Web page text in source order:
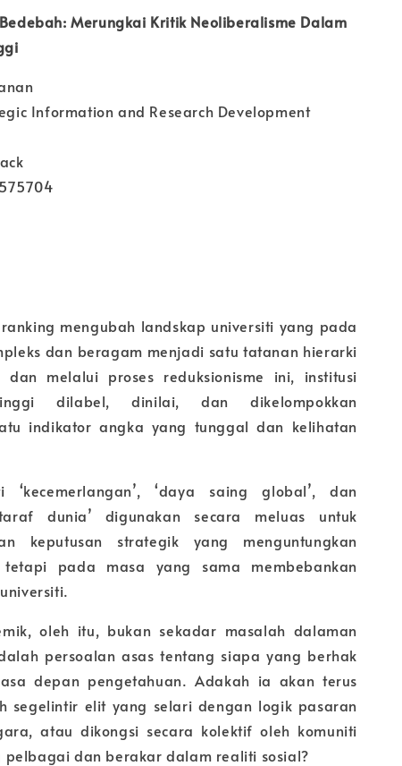
Merungkai Kritik Neoliberalisme Dalam
Information and Research Development
mengubah landskap universiti yang pada
dan beragam menjadi satu tatanan hierarki
dan melalui proses reduksionisme ini, institusi
dilabel, dinilai, dan dikelompokkan
indikator angka yang tunggal dan kelihatan
‘kecemerlangan’, ‘daya saing global’, dan
dunia’ digunakan secara meluas untuk
keputusan strategik yang menguntungkan
pada masa yang sama membebankan
oleh itu, bukan sekadar masalah dalaman
persoalan asas tentang siapa yang berhak
depan pengetahuan. Adakah ia akan terus
segelintir elit yang selari dengan logik pasaran
atau dikongsi secara kolektif oleh komuniti
pelbagai dan berakar dalam realiti sosial?